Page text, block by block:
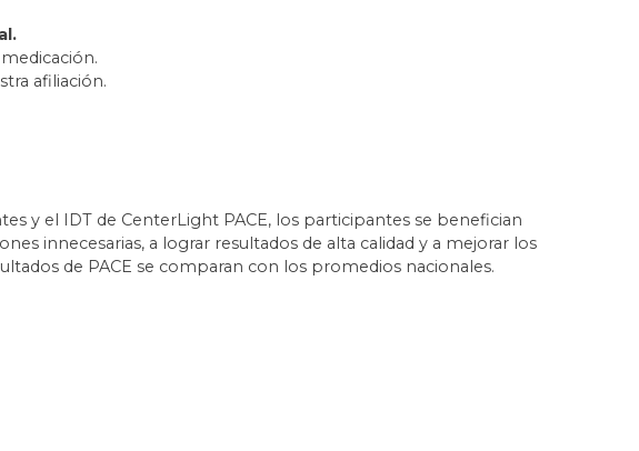
afiliación.
y el IDT de CenterLight PACE, los participantes se benefician
innecesarias, a lograr resultados de alta calidad y a mejorar los
de PACE se comparan con los promedios nacionales.